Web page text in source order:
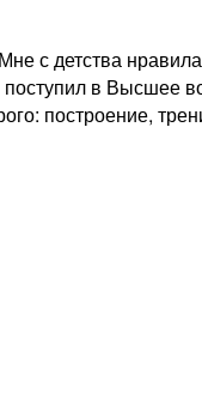
с детства
в Высшее
построение,